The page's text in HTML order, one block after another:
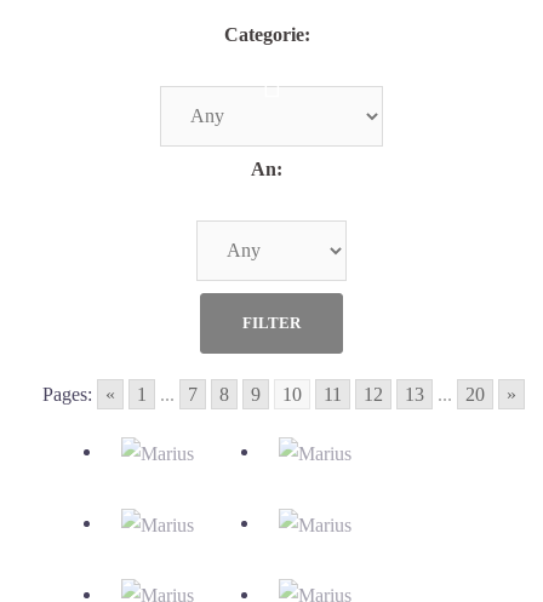
Categorie:
An:
Pages: « 1 ... 7 8 9 10 11 12 13 ... 20 »